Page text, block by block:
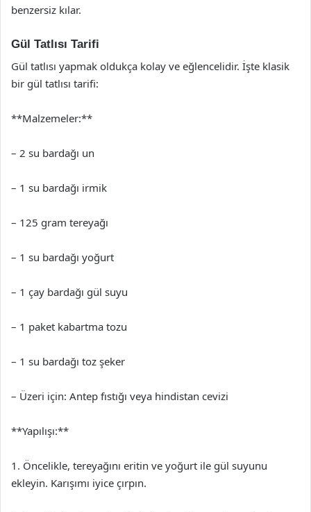
benzersiz kılar.
Gül Tatlısı Tarifi
Gül tatlısı yapmak oldukça kolay ve eğlencelidir. İşte klasik
bir gül tatlısı tarifi:
**Malzemeler:**
– 2 su bardağı un
– 1 su bardağı irmik
– 125 gram tereyağı
– 1 su bardağı yoğurt
– 1 çay bardağı gül suyu
– 1 paket kabartma tozu
– 1 su bardağı toz şeker
– Üzeri için: Antep fıstığı veya hindistan cevizi
**Yapılışı:**
1. Öncelikle, tereyağını eritin ve yoğurt ile gül suyunu
ekleyin. Karışımı iyice çırpın.